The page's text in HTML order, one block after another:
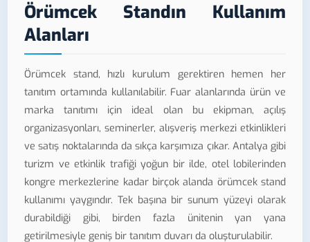
Örümcek Standın Kullanım
Alanları
Örümcek stand, hızlı kurulum gerektiren hemen her
tanıtım ortamında kullanılabilir. Fuar alanlarında ürün ve
marka tanıtımı için ideal olan bu ekipman, açılış
organizasyonları, seminerler, alışveriş merkezi etkinlikleri
ve satış noktalarında da sıkça karşımıza çıkar. Antalya gibi
turizm ve etkinlik trafiği yoğun bir ilde, otel lobilerinden
kongre merkezlerine kadar birçok alanda örümcek stand
kullanımı yaygındır. Tek başına bir sunum yüzeyi olarak
durabildiği gibi, birden fazla ünitenin yan yana
getirilmesiyle geniş bir tanıtım duvarı da oluşturulabilir.